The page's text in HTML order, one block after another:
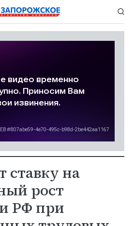
ставку на
рост
РФ при